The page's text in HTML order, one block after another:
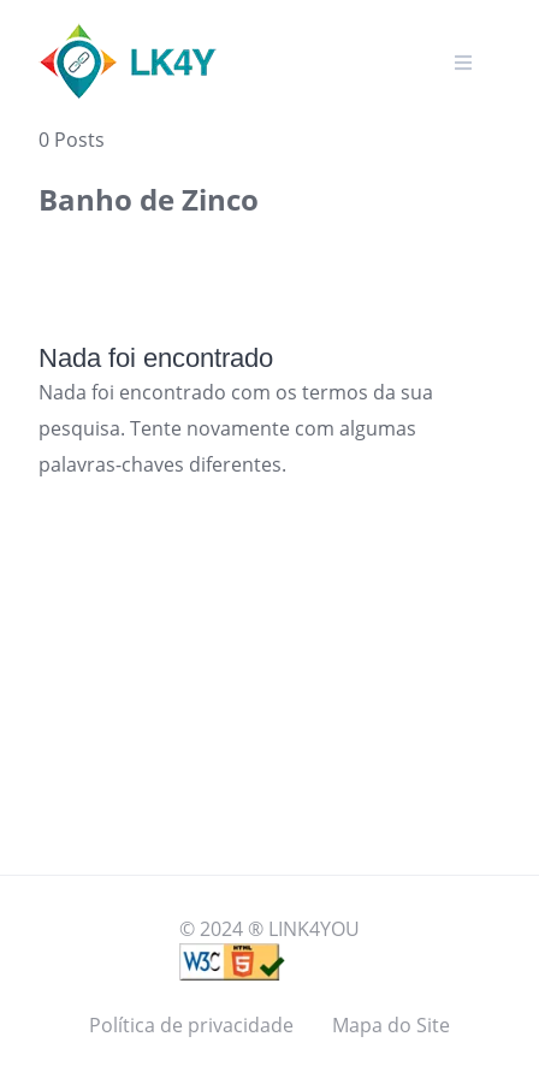
content
0 Posts
Banho de Zinco
Nada foi encontrado
Nada foi encontrado com os termos da sua
pesquisa. Tente novamente com algumas
palavras-chaves diferentes.
© 2024 ® LINK4YOU
Política de privacidade Mapa do Site